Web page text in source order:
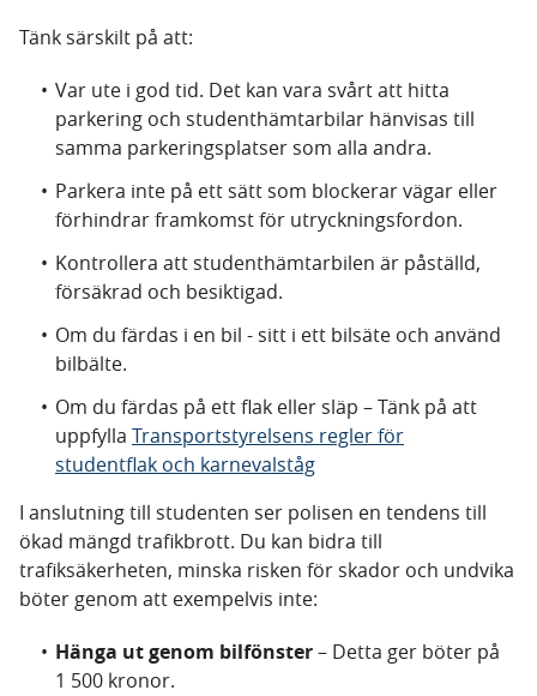
Tänk särskilt på att:
Var ute i god tid. Det kan vara svårt att hitta
parkering och studenthämtarbilar hänvisas till
samma parkeringsplatser som alla andra.
Parkera inte på ett sätt som blockerar vägar eller
förhindrar framkomst för utryckningsfordon.
Kontrollera att studenthämtarbilen är påställd,
försäkrad och besiktigad.
Om du färdas i en bil - sitt i ett bilsäte och använd
bilbälte.
Om du färdas på ett flak eller släp – Tänk på att
uppfylla Transportstyrelsens regler för
studentflak och karnevalståg
I anslutning till studenten ser polisen en tendens till
ökad mängd trafikbrott. Du kan bidra till
trafiksäkerheten, minska risken för skador och undvika
böter genom att exempelvis inte:
Hänga ut genom bilfönster– Detta ger böter på
1 500 kronor.